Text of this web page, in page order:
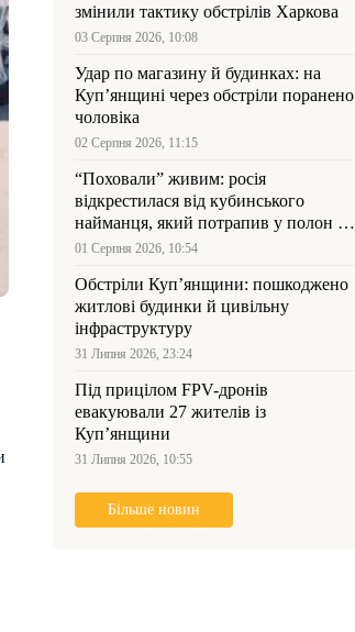
змінили тактику обстрілів Харкова
03 Серпня 2026, 10:08
Удар по магазину й будинках: на
Куп’янщині через обстріли поранено
чоловіка
02 Серпня 2026, 11:15
“Поховали” живим: росія
відкрестилася від кубинського
найманця, який потрапив у полон на
Куп’янщині
01 Серпня 2026, 10:54
Обстріли Куп’янщини: пошкоджено
житлові будинки й цивільну
інфраструктуру
31 Липня 2026, 23:24
Під прицілом FPV-дронів
евакуювали 27 жителів із
Куп’янщини
31 Липня 2026, 10:55
Більше новин